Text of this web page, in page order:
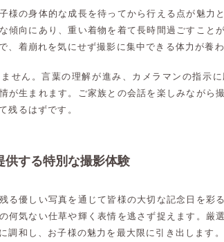
様の身体的な成長を待ってから行える点が魅力
傾向にあり、重い着物を着て長時間過ごすこと
、着崩れを気にせず撮影に集中できる体力が養わ
せん。言葉の理解が進み、カメラマンの指示
が生まれます。ご家族との会話を楽しみながら
残るはずです。
供する特別な撮影体験
る優しい写真を通じて皆様の大切な記念日を彩
何気ない仕草や輝く表情を逃さず捉えます。厳
調和し、お子様の魅力を最大限に引き出します。